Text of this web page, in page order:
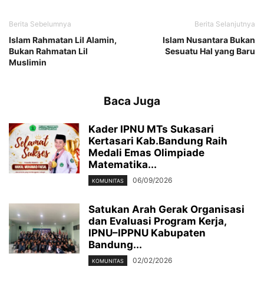
Berita Sebelumnya
Islam Rahmatan Lil Alamin,
Bukan Rahmatan Lil
Muslimin
Berita Selanjutnya
Islam Nusantara Bukan
Sesuatu Hal yang Baru
Baca Juga
Kader IPNU MTs Sukasari
Kertasari Kab.Bandung Raih
Medali Emas Olimpiade
Matematika...
KOMUNITAS 06/09/2026
Satukan Arah Gerak Organisasi
dan Evaluasi Program Kerja,
IPNU–IPPNU Kabupaten
Bandung...
KOMUNITAS 02/02/2026